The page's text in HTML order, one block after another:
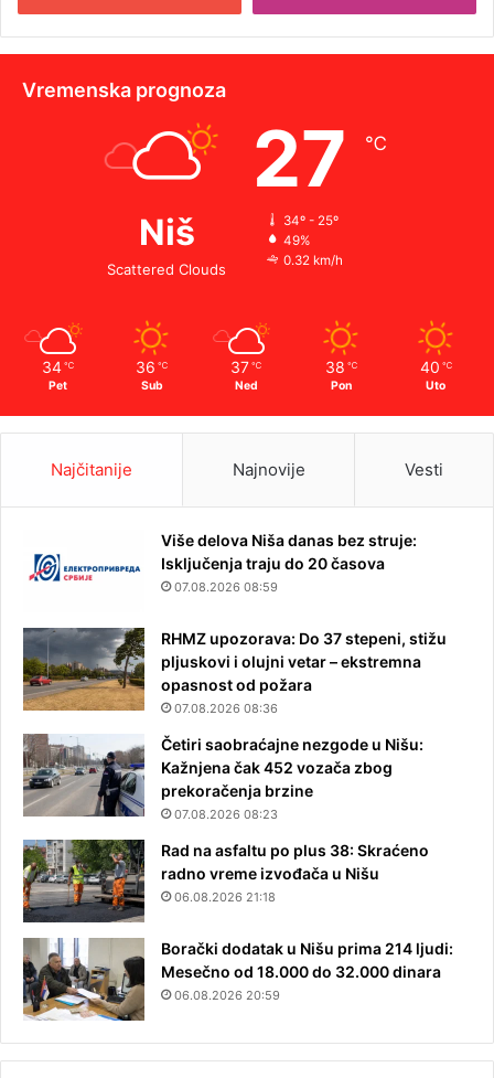
Vremenska prognoza
Niš
Scattered Clouds
27 ℃
34º - 25º
49%
0.32 km/h
34 ℃
Pet
36 ℃
Sub
37 ℃
Ned
38 ℃
Pon
40 ℃
Uto
Najčitanije Najnovije Vesti
Više delova Niša danas bez struje:
Isključenja traju do 20 časova
07.08.2026 08:59
RHMZ upozorava: Do 37 stepeni, stižu
pljuskovi i olujni vetar – ekstremna
opasnost od požara
07.08.2026 08:36
Četiri saobraćajne nezgode u Nišu:
Kažnjena čak 452 vozača zbog
prekoračenja brzine
07.08.2026 08:23
Rad na asfaltu po plus 38: Skraćeno
radno vreme izvođača u Nišu
06.08.2026 21:18
Borački dodatak u Nišu prima 214 ljudi:
Mesečno od 18.000 do 32.000 dinara
06.08.2026 20:59